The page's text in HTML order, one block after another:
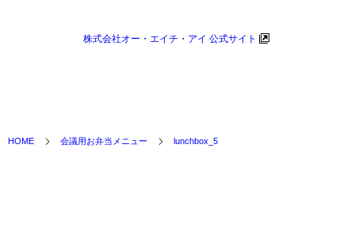
株式会社オー・エイチ・アイ 公式サイト
HOME 会議用お弁当メニュー lunchbox_5